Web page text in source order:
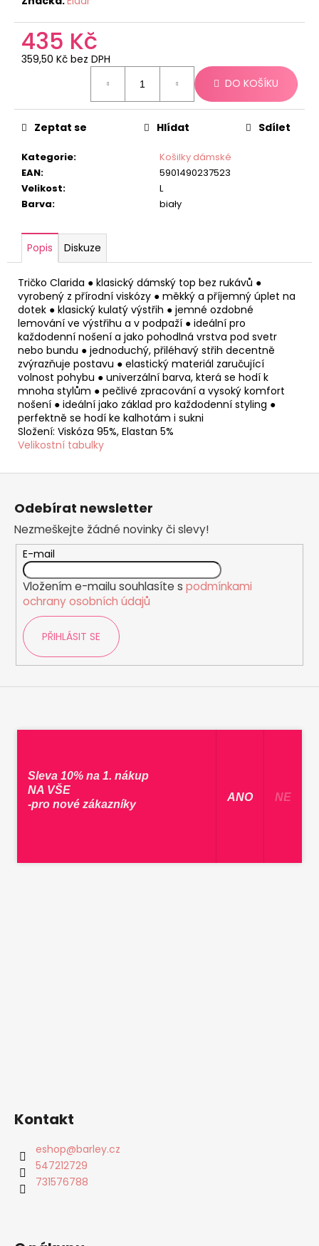
435 Kč
359,50 Kč bez DPH
DO KOŠÍKU
Kategorie:
Košilky dámské
EAN:
5901490237523
Velikost:
L
Barva: biały
Zeptat se Hlídat Sdílet
Popis Diskuze
Tričko Clarida ● klasický dámský top bez rukávů ●
vyrobený z přírodní viskózy ● měkký a příjemný úplet na
dotek ● klasický kulatý výstřih ● jemné ozdobné
lemování ve výstřihu a v podpaží ● ideální pro
každodenní nošení a jako pohodlná vrstva pod svetr
nebo bundu ● jednoduchý, přiléhavý střih decentně
zvýrazňuje postavu ● elastický materiál zaručující
volnost pohybu ● univerzální barva, která se hodí k
mnoha stylům ● pečlivé zpracování a vysoký komfort
nošení ● ideální jako základ pro každodenní styling ●
perfektně se hodí ke kalhotám i sukni
Složení: Viskóza 95%, Elastan 5%
Velikostní tabulky
u
e
m
Z
Odebírat newsletter
Nezmeškejte žádné novinky či slevy!
E-mail
Vložením e-mailu souhlasíte s podmínkami
ochrany osobních údajů
PŘIHLÁSIT SE
Kontakt
eshop@barley.cz
547212729
731576788
Sleva 10% na 1. nákup
NA VŠE
-pro nové zákazníky
​ ANO ​ NE